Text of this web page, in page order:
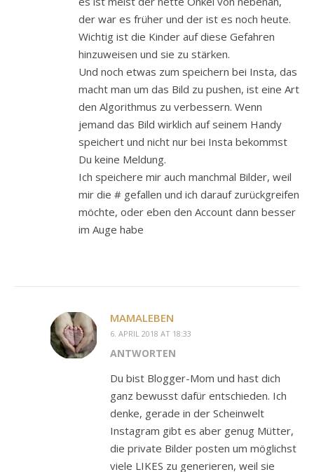
der war es früher und der ist es noch heute.
Wichtig ist die Kinder auf diese Gefahren
hinzuweisen und sie zu stärken.
Und noch etwas zum speichern bei Insta, das
macht man um das Bild zu pushen, ist eine Art
den Algorithmus zu verbessern. Wenn
jemand das Bild wirklich auf seinem Handy
speichert und nicht nur bei Insta bekommst
Du keine Meldung.
Ich speichere mir auch manchmal Bilder, weil
mir die # gefallen und ich darauf zurückgreifen
möchte, oder eben den Account dann besser
im Auge habe
MAMALEBEN
6. APRIL 2018 AT 18:33
ANTWORTEN
Du bist Blogger-Mom und hast dich
ganz bewusst dafür entschieden. Ich
denke, gerade in der Scheinwelt
Instagram gibt es aber genug Mütter,
die private Bilder posten um möglichst
viele LIKES zu generieren, weil sie